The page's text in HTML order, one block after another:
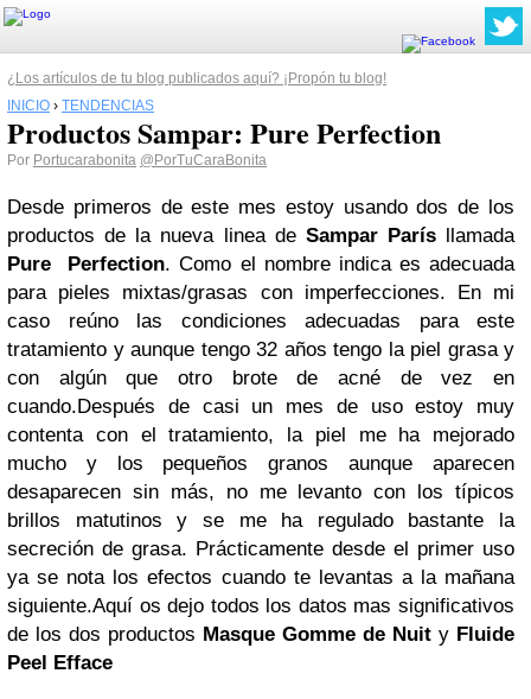
¿Los artículos de tu blog publicados aquí? ¡Propón tu blog!
INICIO › TENDENCIAS
Productos Sampar: Pure Perfection
Por Portucarabonita @PorTuCaraBonita
Desde primeros de este mes estoy usando dos de los
productos de la nueva linea de Sampar Parísllamada
Pure Perfection. Como el nombre indica es adecuada
para pieles mixtas/grasas con imperfecciones. En mi
caso reúno las condiciones adecuadas para este
tratamiento y aunque tengo 32 años tengo la piel grasa y
con algún que otro brote de acné de vez en
cuando.Después de casi un mes de uso estoy muy
contenta con el tratamiento, la piel me ha mejorado
mucho y los pequeños granos aunque aparecen
desaparecen sin más, no me levanto con los típicos
brillos matutinos y se me ha regulado bastante la
secreción de grasa. Prácticamente desde el primer uso
ya se nota los efectos cuando te levantas a la mañana
siguiente.Aquí os dejo todos los datos mas significativos
de los dos productos Masque Gomme de Nuit y Fluide
Peel Efface